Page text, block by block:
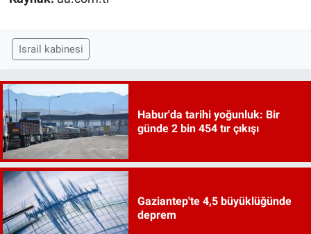
Israil kabinesi
Habur'da tarihi yoğunluk: Bir
günde 2 bin 454 tır çıkışı
Gaziantep'te 4,5 büyüklüğünde
deprem